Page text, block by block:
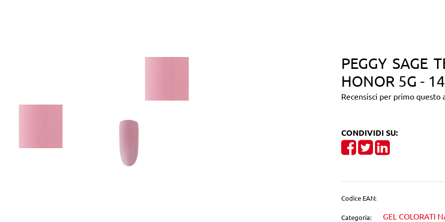
PEGGY SAGE
HONOR 5G -
Recensisci per primo questo
CONDIVIDI SU:
Share on Facebook
TweetShare on
Codice EAN:
Categoria: GEL COLORATI